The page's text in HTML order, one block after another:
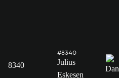
8340
#8340
Julius
Eskesen